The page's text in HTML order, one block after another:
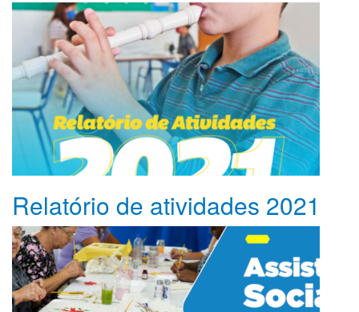
Relatório de atividades 2021